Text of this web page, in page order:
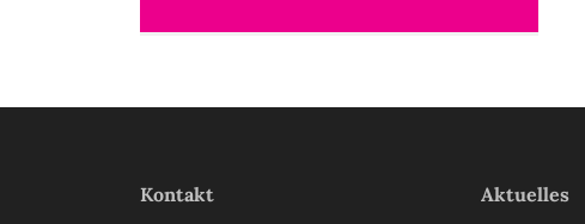
Kontakt Aktuelles